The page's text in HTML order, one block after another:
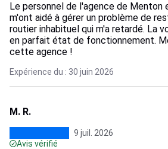
Le personnel de l'agence de Menton
m'ont aidé à gérer un problème de
routier inhabituel qui m'a retardé. La
en parfait état de fonctionnement.
cette agence !
Expérience du : 30 juin 2026
M. R.
9 juil. 2026
Avis vérifié